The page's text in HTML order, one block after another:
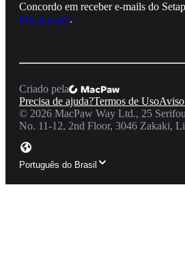
Concordo em receber e‑mails do
Privacidade.
Criado pela
Precisa de ajuda?Termos de Uso
© 2026 MacPaw Way Ltd., 25
No. 11-12, 2nd Floor, 3046 Zakaki,
Português do Brasil